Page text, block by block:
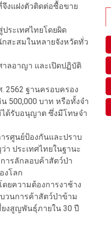
จึงแฝงตัวติดต่อซื้อขาย
ระเทศไทยโดยผิด
สะสมในหลายจังหวัดทั่ว
ลอาญา และเปิดปฏิบัติ
2562 ฐานครอบครอง
500,000 บาท หรือทั้งจำ
ด้รับอนุญาต ซึ่งมีโทษจำ
รศูนย์ป้องกันและปราบ
ประเทศไทยในฐานะ
ารลักลอบค้าสัตว์ป่า
งโลก
ยความต้องการงาช้าง
วนการค้าสัตว์ป่าข้าม
งสูญพันธุ์ภายใน 30 ปี